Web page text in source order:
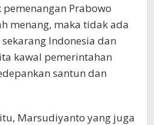
Prabowo
menang, maka tidak ada
Indonesia dan
kawal pemerintahan
santun dan
Marsudiyanto yang juga